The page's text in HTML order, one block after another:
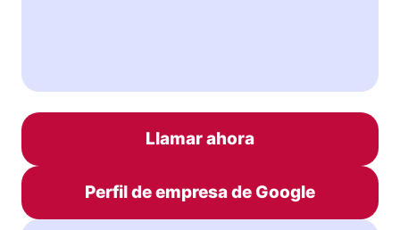
Llamar ahora
Perfil de empresa de Google